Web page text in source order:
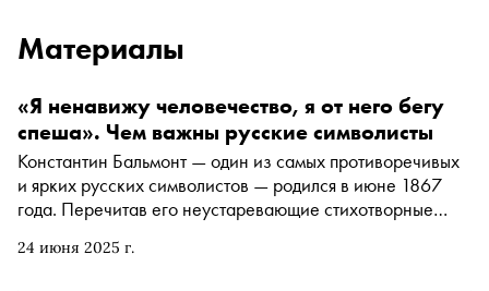
Материалы
24 июня 2025 г.
«Я ненавижу человечество, я от него бегу
спеша». Чем важны русские символисты
Константин Бальмонт — один из самых противоречивых
и ярких русских символистов — родился в июне 1867
года. Перечитав его неустаревающие стихотворные
поэтом и историком литературы Валерием Шубинским